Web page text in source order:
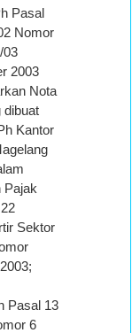
Pasal
Nomor
03
2003
Nota
dibuat
Kantor
Pajak
Sektor
Pasal 13
6